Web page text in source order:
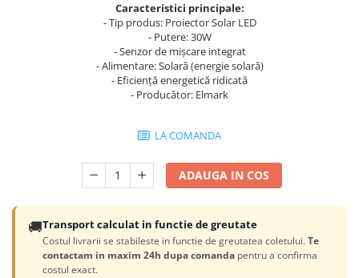
Caracteristici principale:
- Tip produs: Proiector Solar LED
- Putere: 30W
- Senzor de mișcare integrat
- Alimentare: Solară (energie solară)
- Eficiență energetică ridicată
- Producător: Elmark
LA COMANDA
ADAUGA IN COS
🚚Transport calculat in functie de greutate
Costul livrarii se stabileste in functie de greutatea coletului.Te
contactam in maxim 24h dupa comanda pentru a confirma
costul exact.